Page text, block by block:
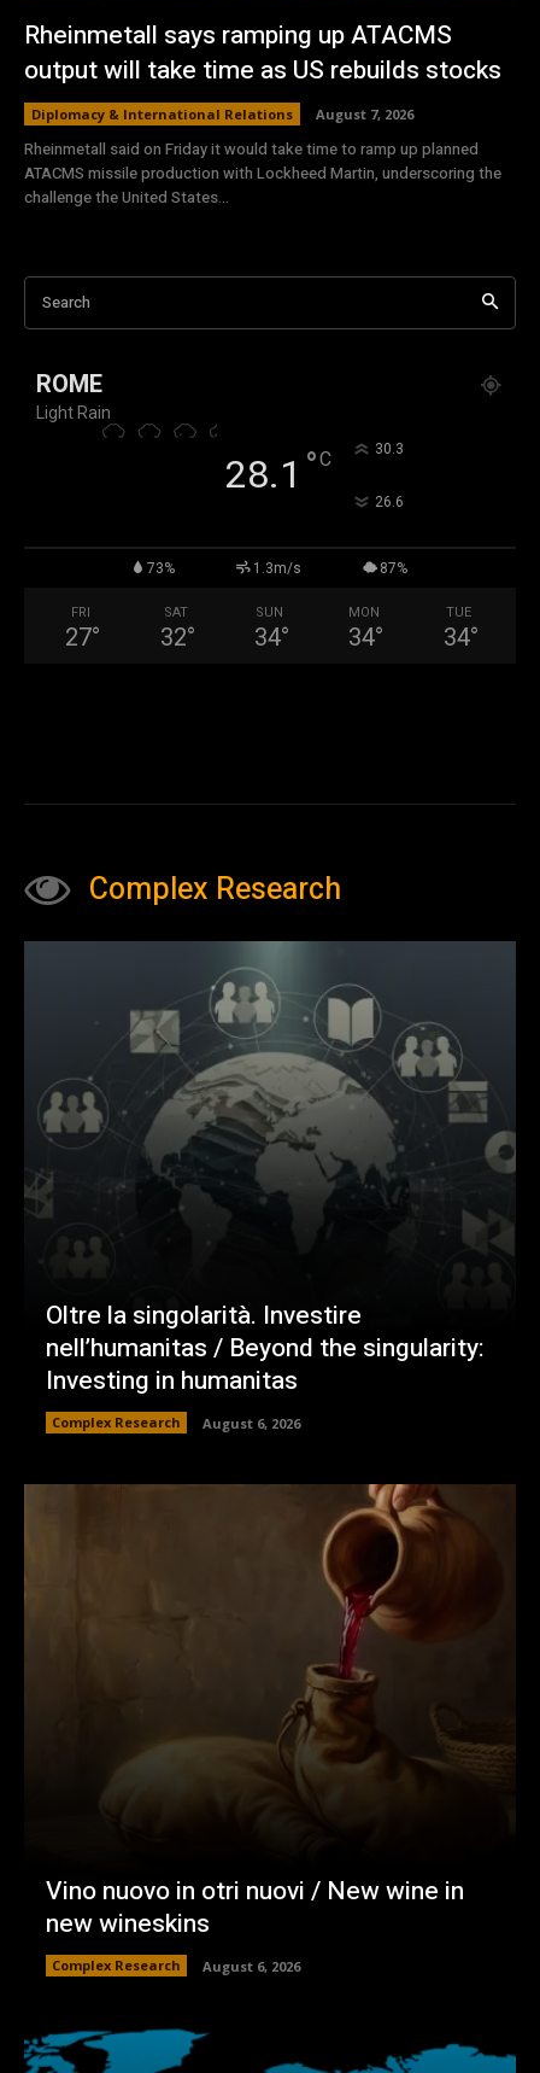
Rheinmetall says ramping up ATACMS
output will take time as US rebuilds stocks
Diplomacy & International Relations August 7, 2026
Rheinmetall said on Friday it would take time to ramp up planned
ATACMS missile production with Lockheed Martin, underscoring the
challenge the United States...
Search
ROME
Light Rain
28.1 °C 30.3
26.6
73% 1.3m/s 87%
FRI
27°
SAT
32°
SUN
34°
MON
34°
TUE
34°
Complex Research
Oltre la singolarità. Investire
nell’humanitas / Beyond the singularity:
Investing in humanitas
Complex Research August 6, 2026
Vino nuovo in otri nuovi / New wine in
new wineskins
Complex Research August 6, 2026